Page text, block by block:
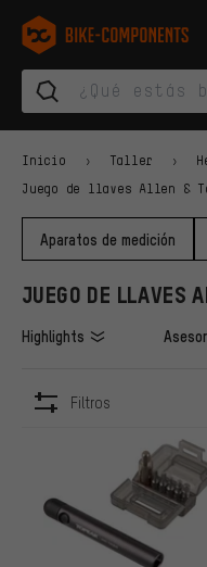
Saltar a la navegación
Saltar a la navegación de
Saltar al contenido
Saltar a marcas y al boletín
Saltar al pie de página
bike-components.de
Inicio Taller
Juego de llaves Allen &
Aparatos de medición
JUEGO DE LLAVES
Highlights
Filtros